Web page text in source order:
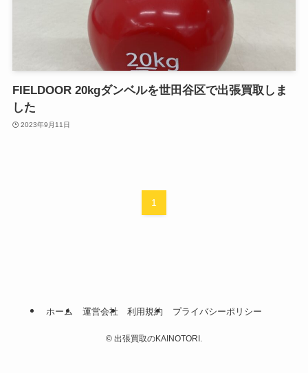
FIELDOOR 20kgダンベルを世田谷区で出張買取しま
した
2023年9月11日
1
ホーム 運営会社 利用規約 プライバシーポリシー
© 出張買取のKAINOTORI.